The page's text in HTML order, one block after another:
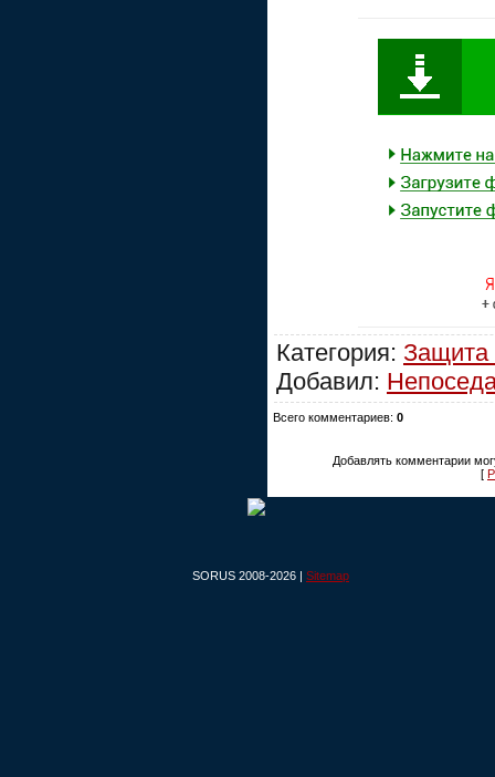
Категория: Защита
Добавил:
Всего комментариев: 0
Добавлять комментарии
[
SORUS 2008-2026 | Sitemap